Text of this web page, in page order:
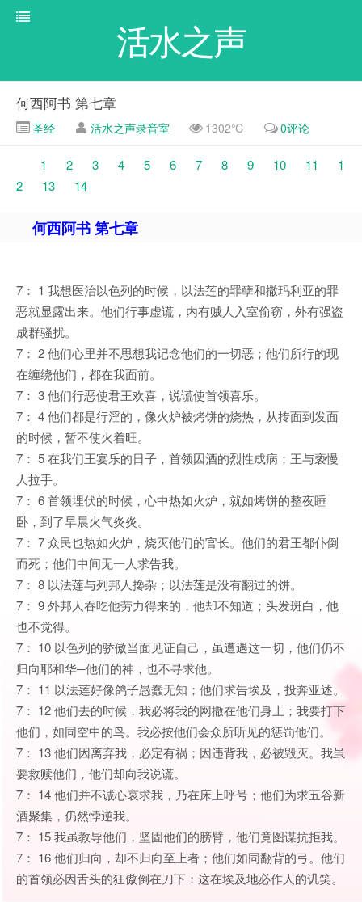
活水之声
何西阿书 第七章
圣经 活水之声录音室 1302℃ 0评论
1 2 3 4 5 6 7 8 9 10 11
1
2
13 14
何西阿书 第七章
7： 1 我想医治以色列的时候，以法莲的罪孽和撒玛利亚的罪
恶就显露出来。他们行事虚谎，内有贼人入室偷窃，外有强盗
成群骚扰。
7： 2 他们心里并不思想我记念他们的一切恶；他们所行的现
在缠绕他们，都在我面前。
7： 3 他们行恶使君王欢喜，说谎使首领喜乐。
7： 4 他们都是行淫的，像火炉被烤饼的烧热，从抟面到发面
的时候，暂不使火着旺。
7： 5 在我们王宴乐的日子，首领因酒的烈性成病；王与亵慢
人拉手。
7： 6 首领埋伏的时候，心中热如火炉，就如烤饼的整夜睡
卧，到了早晨火气炎炎。
7： 7 众民也热如火炉，烧灭他们的官长。他们的君王都仆倒
而死；他们中间无一人求告我。
7： 8 以法莲与列邦人搀杂；以法莲是没有翻过的饼。
7： 9 外邦人吞吃他劳力得来的，他却不知道；头发斑白，他
也不觉得。
7： 10 以色列的骄傲当面见证自己，虽遭遇这一切，他们仍不
归向耶和华─他们的神，也不寻求他。
7： 11 以法莲好像鸽子愚蠢无知；他们求告埃及，投奔亚述。
7： 12 他们去的时候，我必将我的网撒在他们身上；我要打下
他们，如同空中的鸟。我必按他们会众所听见的惩罚他们。
7： 13 他们因离弃我，必定有祸；因违背我，必被毁灭。我虽
要救赎他们，他们却向我说谎。
7： 14 他们并不诚心哀求我，乃在床上呼号；他们为求五谷新
酒聚集，仍然悖逆我。
7： 15 我虽教导他们，坚固他们的膀臂，他们竟图谋抗拒我。
7： 16 他们归向，却不归向至上者；他们如同翻背的弓。他们
的首领必因舌头的狂傲倒在刀下；这在埃及地必作人的讥笑。